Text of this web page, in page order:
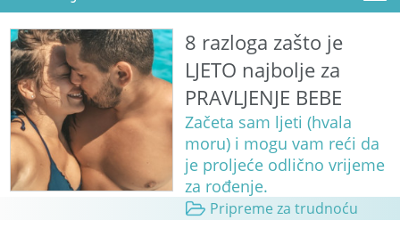
8 razloga zašto je
LJETO najbolje za
PRAVLJENJE BEBE
Začeta sam ljeti (hvala
moru) i mogu vam reći da
je proljeće odlično vrijeme
za rođenje.
Pripreme za trudnoću